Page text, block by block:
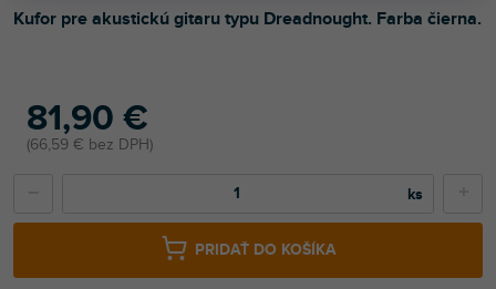
81,90 €
66,59 € bez DPH
PRIDAŤ DO KOŠÍKA
Kufor pre akustickú gitaru typu Dreadnought. Farba čierna.